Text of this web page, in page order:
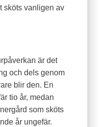
sköts vanligen av
är det
och dels genom
blir den. En
tio år, medan
som sköts
år ungefär.